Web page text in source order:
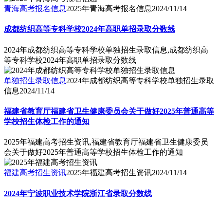
青海高考报名信息2025年青海高考报名信息2024/11/14
成都纺织高等专科学校2024年高职单招录取分数线
2024年成都纺织高等专科学校单独招生录取信息,成都纺织高
等专科学校2024年高职单招录取分数线
单独招生录取信息2024年成都纺织高等专科学校单独招生录取
信息2024/11/14
福建省教育厅福建省卫生健康委员会关于做好2025年普通高等
学校招生体检工作的通知
2025年福建高考招生资讯,福建省教育厅福建省卫生健康委员
会关于做好2025年普通高等学校招生体检工作的通知
福建高考招生资讯2025年福建高考招生资讯2024/11/14
2024年宁波职业技术学院浙江省录取分数线